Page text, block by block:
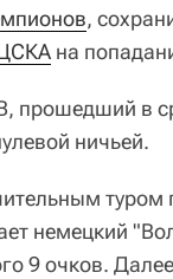
,
на
прошедший в
ничьей.
туром
немецкий
9 очков.